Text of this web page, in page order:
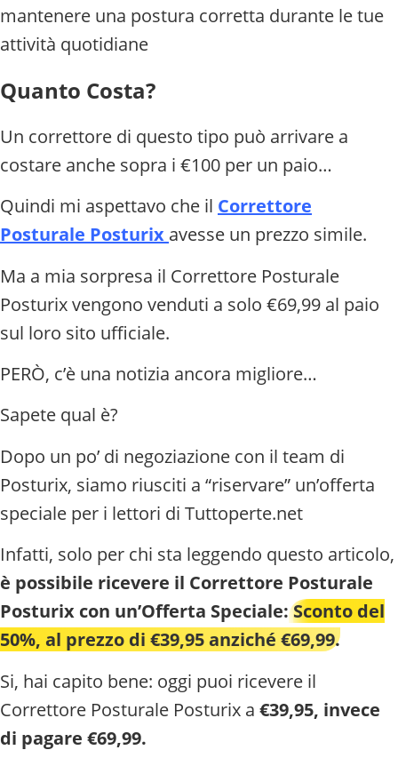
mantenere una postura corretta durante le tue
attività quotidiane
Quanto Costa?
Un correttore di questo tipo può arrivare a
costare anche sopra i €100 per un paio…
Quindi mi aspettavo che il Correttore
Posturale Posturix avesse un prezzo simile.
Ma a mia sorpresa il Correttore Posturale
Posturix vengono venduti a solo €69,99 al paio
sul loro sito ufficiale.
PERÒ, c’è una notizia ancora migliore…
Sapete qual è?
Dopo un po’ di negoziazione con il team di
Posturix, siamo riusciti a “riservare” un’offerta
speciale per i lettori di Tuttoperte.net
Infatti, solo per chi sta leggendo questo articolo,
è possibile ricevere il Correttore Posturale
Posturix con un’Offerta Speciale: Sconto del
50%, al prezzo di €39,95 anziché €69,99.
Si, hai capito bene: oggi puoi ricevere il
Correttore Posturale Posturix a €39,95, invece
di pagare €69,99.